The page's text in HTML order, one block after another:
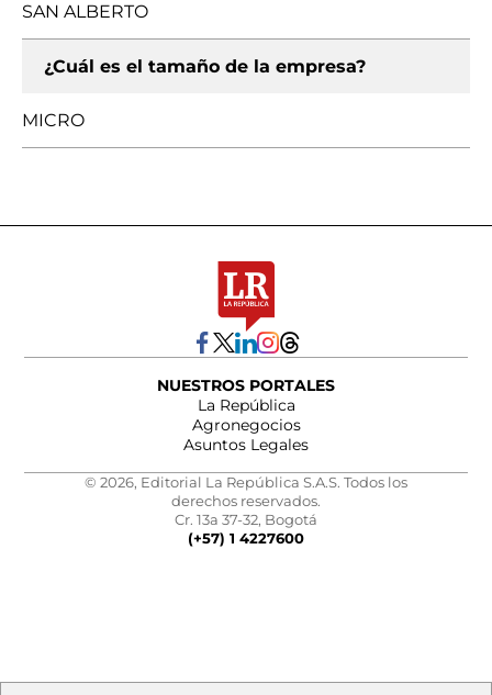
SAN ALBERTO
¿Cuál es el tamaño de la empresa?
MICRO
NUESTROS PORTALES
La República
Agronegocios
Asuntos Legales
© 2026, Editorial La República S.A.S. Todos los
derechos reservados.
Cr. 13a 37-32, Bogotá
(+57) 1 4227600